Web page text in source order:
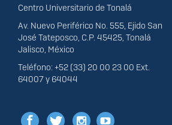
Centro Universitario de Tonalá
Av. Nuevo Periférico No. 555, Ejido San
José Tateposco, C.P. 45425, Tonalá
Jalisco, México
Teléfono: +52 (33) 20 00 23 00 Ext.
64007 y 64044